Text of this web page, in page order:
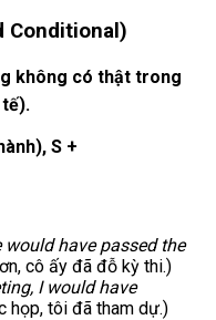
Conditional)
không có thật trong
S +
would have passed the
cô ấy đã đỗ kỳ thi.)
I would have
họp, tôi đã tham dự.)